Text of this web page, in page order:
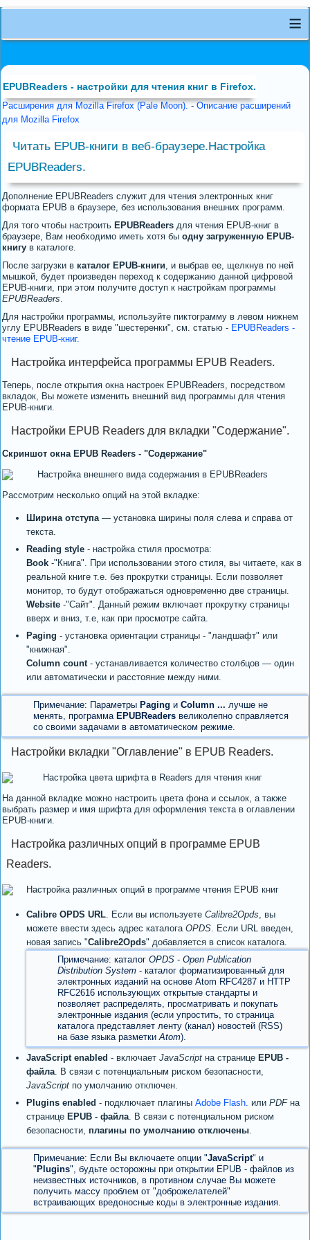
≡
EPUBReaders - настройки для чтения книг в Firefox.
Расширения для Mozilla Firefox (Pale Moon).-Описание расширений
для Mozilla Firefox
Читать EPUB-книги в веб-браузере.Настройка
EPUBReaders.
Дополнение EPUBReaders служит для чтения электронных книг
формата EPUB в браузере, без использования внешних программ.
Для того чтобы настроить EPUBReaders для чтения EPUB-книг в
браузере, Вам необходимо иметь хотя бы одну загруженную EPUB-
книгу в каталоге.
После загрузки в каталог EPUB-книги, и выбрав ее, щелкнув по ней
мышкой, будет произведен переход к содержанию данной цифровой
EPUB-книги, при этом получите доступ к настройкам программы
EPUBReaders.
Для настройки программы, используйте пиктограмму в левом нижнем
углу EPUBReaders в виде "шестеренки", см. статью - EPUBReaders -
чтение EPUB-книг.
Настройка интерфейса программы EPUB Readers.
Теперь, после открытия окна настроек EPUBReaders, посредством
вкладок, Вы можете изменить внешний вид программы для чтения
EPUB-книги.
Настройки EPUB Readers для вкладки "Содержание".
Скриншот окна EPUB Readers - "Содержание"
Рассмотрим несколько опций на этой вкладке:
Ширина отступа — установка ширины поля слева и справа от
текста.
Reading style - настройка стиля просмотра:
Book -"Книга". При использовании этого стиля, вы читаете, как в
реальной книге т.е. без прокрутки страницы. Если позволяет
монитор, то будут отображаться одновременно две страницы.
Website -"Сайт". Данный режим включает прокрутку страницы
вверх и вниз, т.е, как при просмотре сайта.
Paging - установка ориентации страницы - "ландшафт" или
"книжная".
Column count - устанавливается количество столбцов — один
или автоматически и расстояние между ними.
Примечание: Параметры Paging и Column ... лучше не
менять, программа EPUBReaders великолепно справляется
со своими задачами в автоматическом режиме.
Настройки вкладки "Оглавление" в EPUB Readers.
На данной вкладке можно настроить цвета фона и ссылок, а также
выбрать размер и имя шрифта для оформления текста в оглавлении
EPUB-книги.
Настройка различных опций в программе EPUB
Readers.
Calibre OPDS URL. Если вы используете Calibre2Opds, вы
можете ввести здесь адрес каталога OPDS. Если URL введен,
новая запись "Calibre2Opds" добавляется в список каталога.
Примечание: каталог OPDS - Open Publication
Distribution System - каталог форматизированный для
электронных изданий на основе Atom RFC4287 и HTTP
RFC2616 использующих открытые стандарты и
позволяет распределять, просматривать и покупать
электронные издания (если упростить, то страница
каталога представляет ленту (канал) новостей (RSS)
на базе языка разметкиAtom).
JavaScript enabled - включает JavaScript на странице EPUB -
файла. В связи с потенциальным риском безопасности,
JavaScript по умолчанию отключен.
Plugins enabled - подключает плагины Adobe Flash. или PDF на
странице EPUB - файла. В связи с потенциальном риском
безопасности, плагины по умолчанию отключены.
Примечание: Если Вы включаете опции "JavaScript" и
" Plugins", будьте осторожны при открытии EPUB - файлов из
неизвестных источников, в противном случае Вы можете
получить массу проблем от "доброжелателей"
встраивающих вредоносные коды в электронные издания.